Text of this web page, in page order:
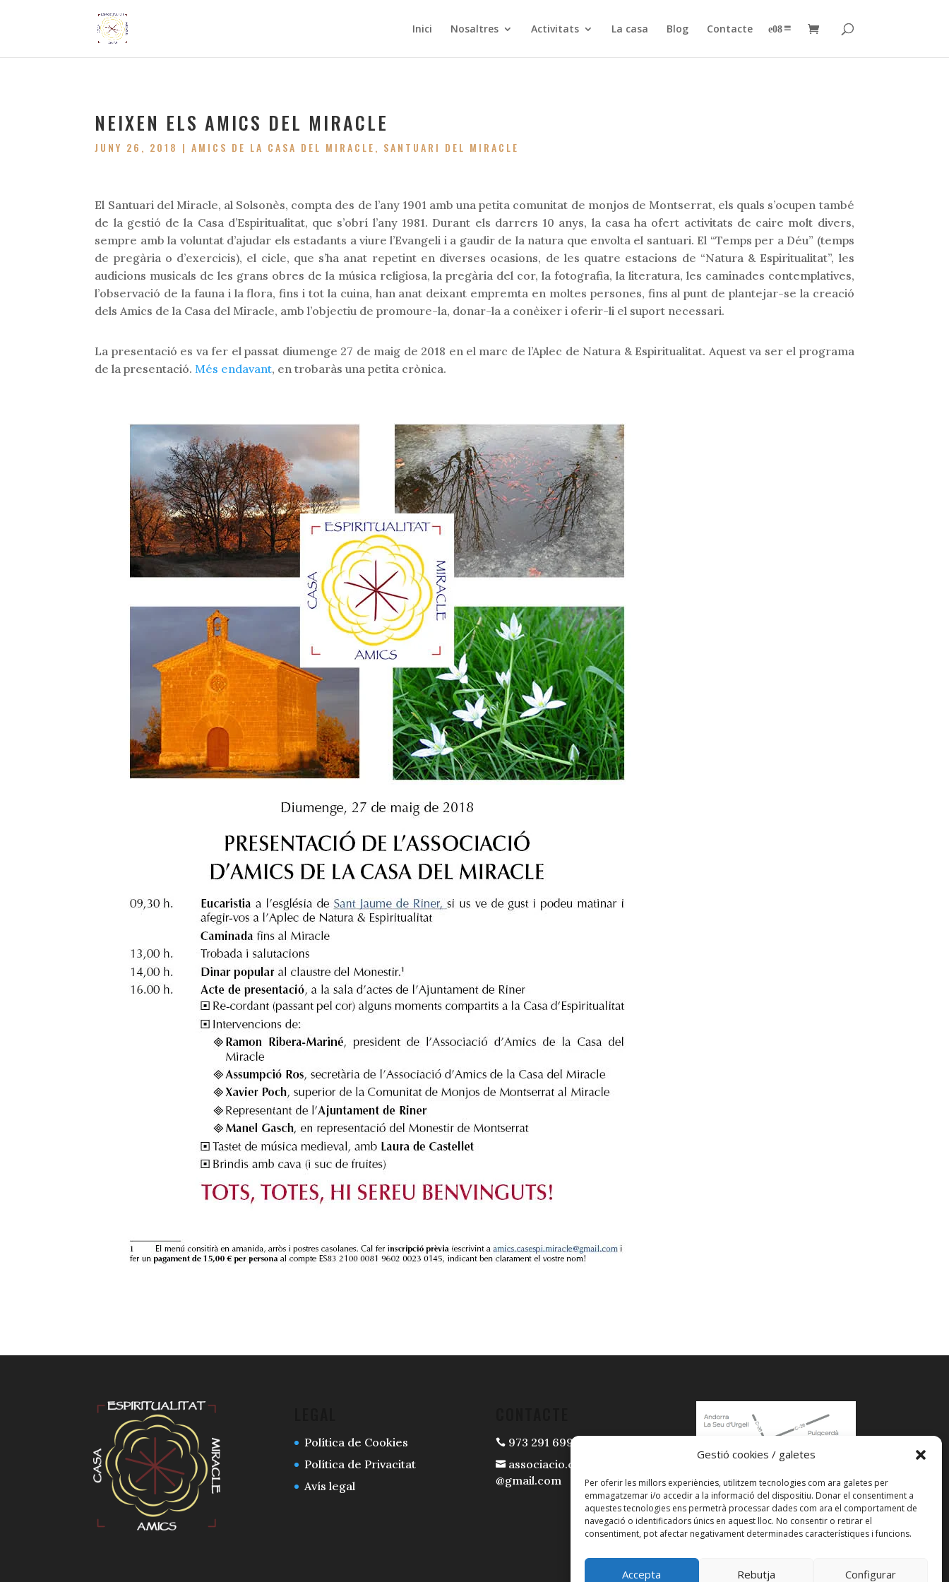
Gestió cookies / galetes
Per oferir les millors experiències, utilitzem tecnologies com ara galetes per
emmagatzemar i/o accedir a la informació del dispositiu. Donar el consentiment a
aquestes tecnologies ens permetrà processar dades com ara el comportament de
navegació o identificadors únics en aquest lloc. No consentir o retirar el
consentiment, pot afectar negativament determinades característiques i funcions.
Accepta Rebutja Configurar
Inici Nosaltres Activitats La casa Blog Contacte –
NEIXEN ELS AMICS DEL MIRACLE
JUNY 26, 2018 |AMICS DE LA CASA DEL MIRACLE, SANTUARI DEL MIRACLE
El Santuari del Miracle, al Solsonès, compta des de l’any 1901 amb una petita comunitat de monjos de Montserrat, els quals s’ocupen també
de la gestió de la Casa d’Espiritualitat, que s’obrí l’any 1981. Durant els darrers 10 anys, la casa ha ofert activitats de caire molt divers,
sempre amb la voluntat d’ajudar els estadants a viure l’Evangeli i a gaudir de la natura que envolta el santuari. El “Temps per a Déu” (temps
de pregària o d’exercicis), el cicle, que s’ha anat repetint en diverses ocasions, de les quatre estacions de “Natura & Espiritualitat”, les
audicions musicals de les grans obres de la música religiosa, la pregària del cor, la fotografia, la literatura, les caminades contemplatives,
l’observació de la fauna i la flora, fins i tot la cuina, han anat deixant empremta en moltes persones, fins al punt de plantejar-se la creació
dels Amics de la Casa del Miracle, amb l’objectiu de promoure-la, donar-la a conèixer i oferir-li el suport necessari.
La presentació es va fer el passat diumenge 27 de maig de 2018 en el marc de l’Aplec de Natura & Espiritualitat. Aquest va ser el programa
de la presentació.Més endavant, en trobaràs una petita crònica.
Política de Cookies
Política de Privacitat
Avís legal
973 291 699
associacio.casespi.miracle
@gmail.com